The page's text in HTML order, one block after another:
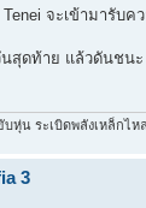
จะเข้ามารับ
สุดท้าย แล้วดันชน
หุ่น ระเบิดพลังเหล็กไหล
3